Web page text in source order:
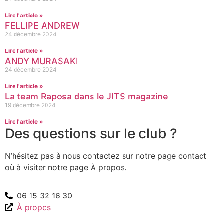
Lire l'article »
FELLIPE ANDREW
24 décembre 2024
Lire l'article »
ANDY MURASAKI
24 décembre 2024
Lire l'article »
La team Raposa dans le JITS magazine
19 décembre 2024
Lire l'article »
Des questions sur le club ?
N’hésitez pas à nous contactez sur notre page contact
où à visiter notre page À propos.
06 15 32 16 30
À propos